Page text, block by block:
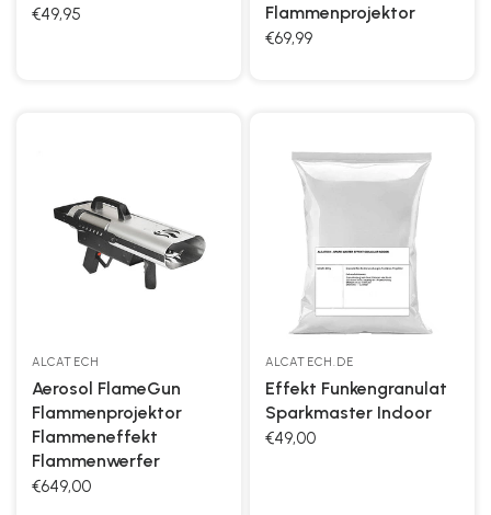
€49,95
Flammenprojektor
€69,99
ALCATECH
Aerosol FlameGun
Flammenprojektor
Flammeneffekt
Flammenwerfer
€649,00
ALCATECH.DE
Effekt Funkengranulat
Sparkmaster Indoor
€49,00